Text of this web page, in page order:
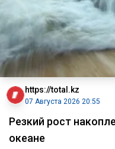
https://total.kz
07 Августа 2026 20:55
Резкий рост
океане